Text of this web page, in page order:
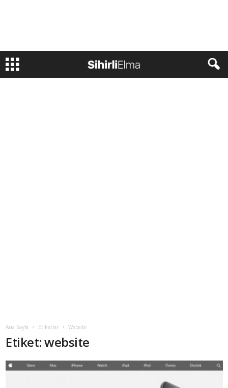
Ana Sayfa Etiketler Website
Etiket: website